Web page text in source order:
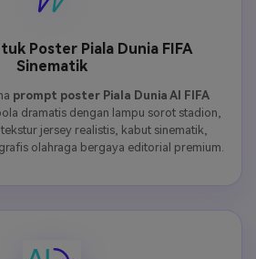
Poster Piala Dunia FIFA
Sinematik
prompt poster Piala Dunia AI FIFA
dramatis dengan lampu sorot stadion,
jersey realistis, kabut sinematik,
olahraga bergaya editorial premium.